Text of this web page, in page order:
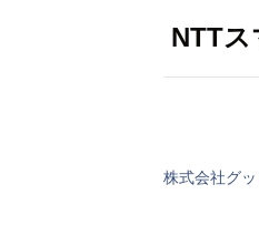
NTT
株式会社グ